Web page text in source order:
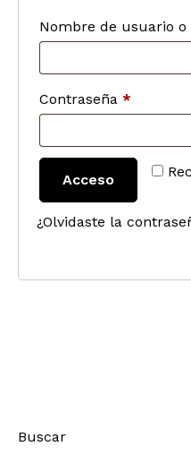
Nombre de usuario
Contraseña *
Acceso
¿Olvidaste la
Buscar